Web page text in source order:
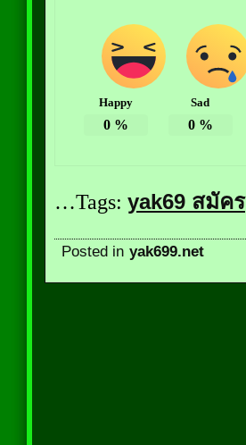
Happy
0 %
Sad
0%
…Tags: yak69 สมัคร
Posted in yak699.net